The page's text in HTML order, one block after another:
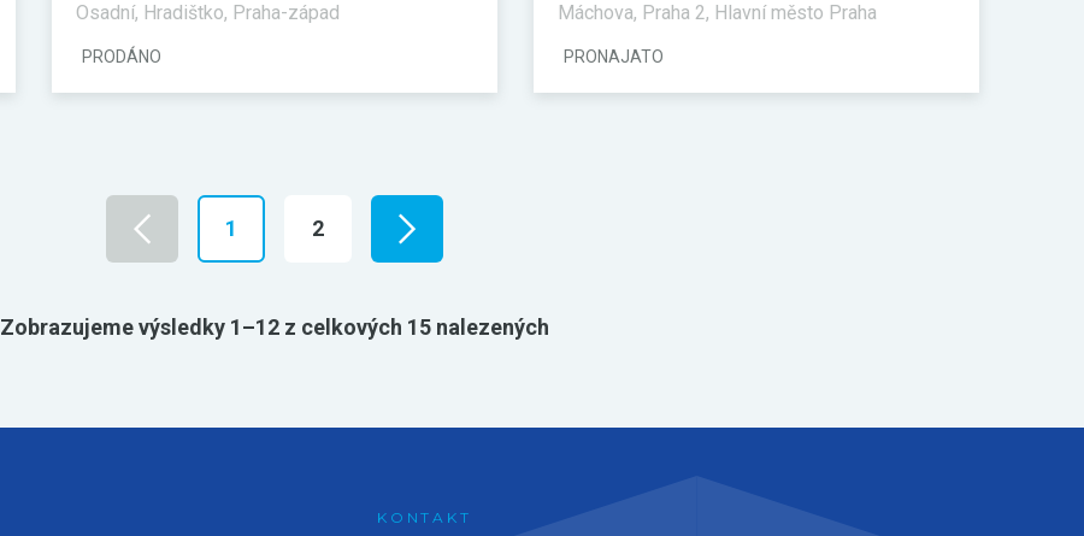
Osadní, Hradištko, Praha-západ
PRODÁNO
Máchova, Praha 2, Hlavní město Praha
PRONAJATO
1 2
Zobrazujeme výsledky 1–12 z celkových 15 nalezených